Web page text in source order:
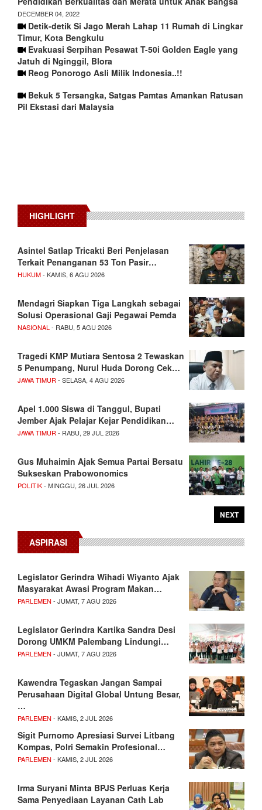
DECEMBER 04, 2022
Detik-detik Si Jago Merah Lahap 11 Rumah di Lingkar
Timur, Kota Bengkulu
Evakuasi Serpihan Pesawat T-50i Golden Eagle yang
Jatuh di Nginggil, Blora
Reog Ponorogo Asli Milik Indonesia..!!
Bekuk 5 Tersangka, Satgas Pamtas Amankan Ratusan
Pil Ekstasi dari Malaysia
HIGHLIGHT
Asintel Satlap Tricakti Beri Penjelasan
Terkait Penanganan 53 Ton Pasir…
HUKUM- KAMIS, 6 AGU 2026
Mendagri Siapkan Tiga Langkah sebagai
Solusi Operasional Gaji Pegawai Pemda
NASIONAL- RABU, 5 AGU 2026
Tragedi KMP Mutiara Sentosa 2 Tewaskan
5 Penumpang, Nurul Huda Dorong Cek…
JAWA TIMUR- SELASA, 4 AGU 2026
Apel 1.000 Siswa di Tanggul, Bupati
Jember Ajak Pelajar Kejar Pendidikan…
JAWA TIMUR- RABU, 29 JUL 2026
Gus Muhaimin Ajak Semua Partai Bersatu
Sukseskan Prabowonomics
POLITIK- MINGGU, 26 JUL 2026
NEXT
ASPIRASI
Legislator Gerindra Wihadi Wiyanto Ajak
Masyarakat Awasi Program Makan…
PARLEMEN - JUMAT, 7 AGU 2026
Legislator Gerindra Kartika Sandra Desi
Dorong UMKM Palembang Lindungi…
PARLEMEN - JUMAT, 7 AGU 2026
Kawendra Tegaskan Jangan Sampai
Perusahaan Digital Global Untung Besar,
…
PARLEMEN - KAMIS, 2 JUL 2026
Sigit Purnomo Apresiasi Survei Litbang
Kompas, Polri Semakin Profesional…
PARLEMEN - KAMIS, 2 JUL 2026
Irma Suryani Minta BPJS Perluas Kerja
Sama Penyediaan Layanan Cath Lab